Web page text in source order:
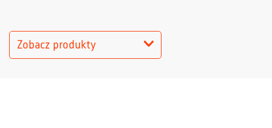
Zobacz produkty